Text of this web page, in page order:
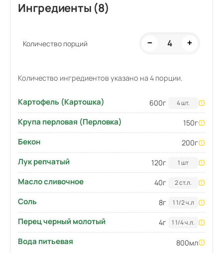
Ингредиенты (8)
Количество порций − 4 +
Количество ингредиентов указано на 4 порции.
Картофель (Картошка) 600г 4 шт.
Крупа перловая (Перловка) 150г
Бекон 200г
Лук репчатый 120г 1 шт
Масло сливочное 40г 2 ст.л.
Соль 8г 1 1/2 ч.л
Перец черный молотый 4г 1 1/4 ч.л.
Вода питьевая 800мл